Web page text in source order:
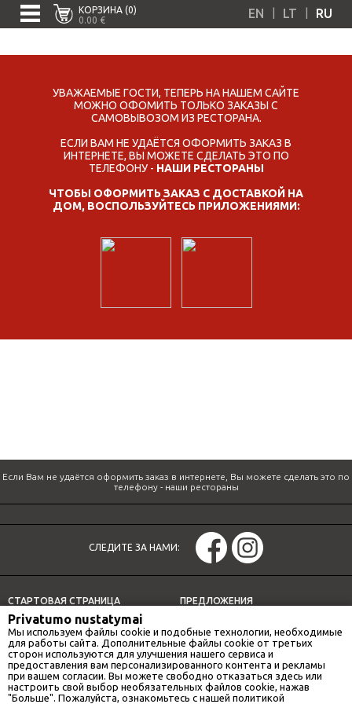
Privatumo nustatymai
Мы используем файлы cookie и подобные технологии, необходимые
для работы сайта. Дополнительные файлы cookie от третьих
сторон используются для улучшения нашего сервиса и
предоставления вам персонализированного контента и рекламы
при вашем согласии. Вы можете свободно отказаться здесь или
настроить свой выбор необязательных файлов cookie, нажав
"Больше". Пожалуйста, ознакомьтесь с нашей политикой
КОРЗИНА (0)
0.00 €
EN LT RU
УВАЖАЕМЫЕ ГОСТИ, ТЕПЕРЬ НА НАШЕМ САЙТЕ
МОЖНО ОФОМИТЬ ТОЛЬКО ЗАКАЗЫ С
САМОВЫВОЗОМ ИЗ РЕСТОРАНА.
ЕСЛИ ВАМ НЕ УДАЁТСЯ ОФОРМИТЬ ЗАКАЗ В
ИНТЕРНЕТЕ, ВЫ МОЖЕТЕ СДЕЛАТЬ ЭТО ПО
ТЕЛЕФОНУ - НАШИ РЕСТОРАНЫ
ЧТОБЫ ОФОРМИТЬ ЗАКАЗ С ДОСТАВКОЙ НА
ДОМ, ВОСПОЛЬЗУЙТЕСЬ ПРИЛОЖЕНИЯМИ:
Если Вам не удаётся оформить заказ в интернете, Вы можете сделать это по
телефону - наши рестораны
СЛЕДИТЕ ЗА НАМИ:
СТАРТОВАЯ СТРАНИЦА
СПЕЦИАЛЬНЫЕ ПРЕДЛОЖЕНИЯ
НАШИ РЕСТОРАНЫ
ИНФОРМАЦИЯ
ПРЕДЛОЖЕНИЯ
ОБЕДЕННОЕ ПРЕДЛОЖЕНИЕ